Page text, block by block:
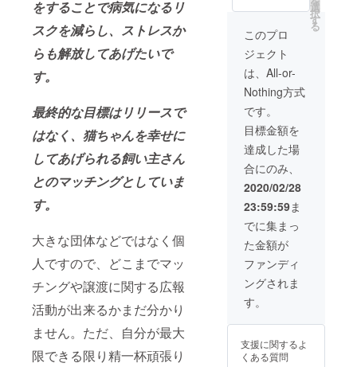
をすることで病気になるリ
スクを減らし、ストレスか
らも解放してあげたいで
す。
最終的な目標はリリースで
はなく、猫ちゃんを幸せに
してあげられる飼い主さん
とのマッチングとしていま
す。
大きな団体などではなく個
人ですので、どこまでマッ
チングや譲渡に関する広報
活動が出来るかまだ分かり
ません。ただ、自分が最大
限できる限り精一杯頑張り
ただきます。 集
めた資金を適切
に使用したこと
をリターンとし
て支援者の皆様
へご報告致しま
す。 ※メール等
にて送付致しま
す。
選
択
す
る
このプロ
ジェクト
は、All-or-
Nothing方式
です。
目標金額を
達成した場
合にのみ、
2020/02/28
23:59:59ま
でに集まっ
た金額が
ファンディ
ングされま
す。
支援に関するよ
くある質問